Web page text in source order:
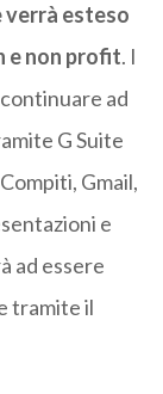
verrà esteso
e non profit. I
ad
G Suite
Gmail,
e
ad essere
tramite il